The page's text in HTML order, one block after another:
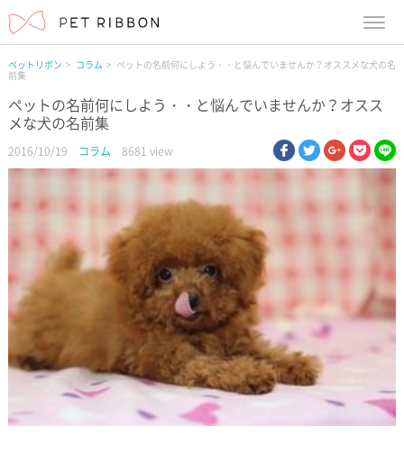
ペットリボン コラム
ペットの名前何にしよう・・と悩んでいませんか？オススメな犬の名
前集
ペットの名前何にしよう・・と悩んでいませんか？オスス
メな犬の名前集
2016/10/19 コラム 8681 view facebook
twittergoogle